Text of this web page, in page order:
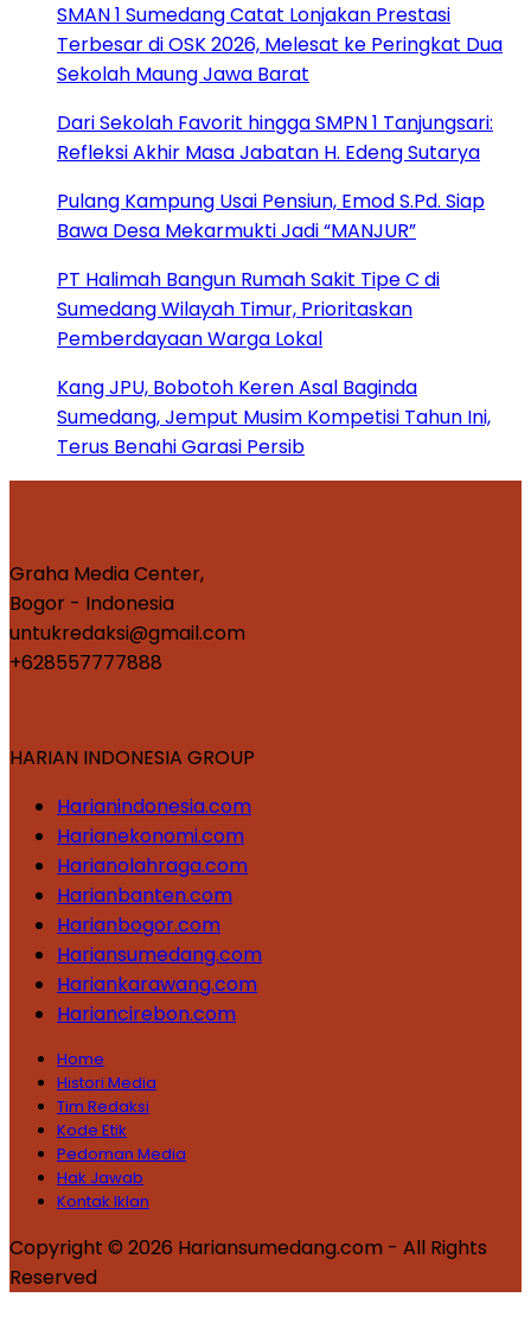
SMAN 1 Sumedang Catat Lonjakan Prestasi
Terbesar di OSK 2026, Melesat ke Peringkat Dua
Sekolah Maung Jawa Barat
Dari Sekolah Favorit hingga SMPN 1 Tanjungsari:
Refleksi Akhir Masa Jabatan H. Edeng Sutarya
Pulang Kampung Usai Pensiun, Emod S.Pd. Siap
Bawa Desa Mekarmukti Jadi “MANJUR”
PT Halimah Bangun Rumah Sakit Tipe C di
Sumedang Wilayah Timur, Prioritaskan
Pemberdayaan Warga Lokal
Kang JPU, Bobotoh Keren Asal Baginda
Sumedang, Jemput Musim Kompetisi Tahun Ini,
Terus Benahi Garasi Persib
Graha Media Center,
Bogor - Indonesia
untukredaksi@gmail.com
+628557777888
HARIAN INDONESIA GROUP
Harianindonesia.com
Harianekonomi.com
Harianolahraga.com
Harianbanten.com
Harianbogor.com
Hariansumedang.com
Hariankarawang.com
Hariancirebon.com
Home
Histori Media
Tim Redaksi
Kode Etik
Pedoman Media
Hak Jawab
Kontak Iklan
Copyright © 2026 Hariansumedang.com - All Rights
Reserved